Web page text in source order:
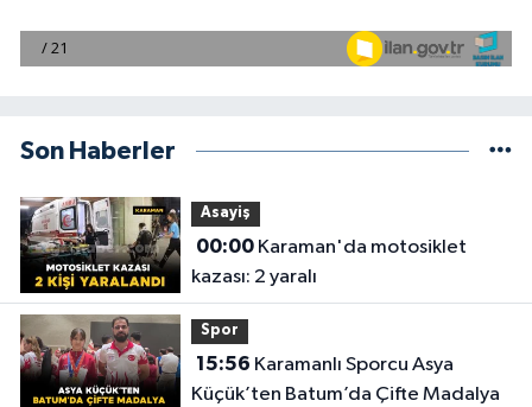
Son Haberler
Asayiş
00:00Karaman'da motosiklet
kazası: 2 yaralı
Spor
15:56
Küçük’ten Batum’da Çifte Madalya